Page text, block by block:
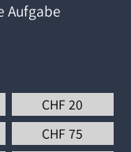
Aufgabe
CHF 20
CHF 75